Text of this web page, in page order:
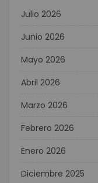
Julio 2026
Junio 2026
Mayo 2026
Abril 2026
Marzo 2026
Febrero 2026
Enero 2026
Diciembre 2025